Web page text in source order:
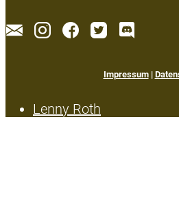
Impressum|
Lenny Roth